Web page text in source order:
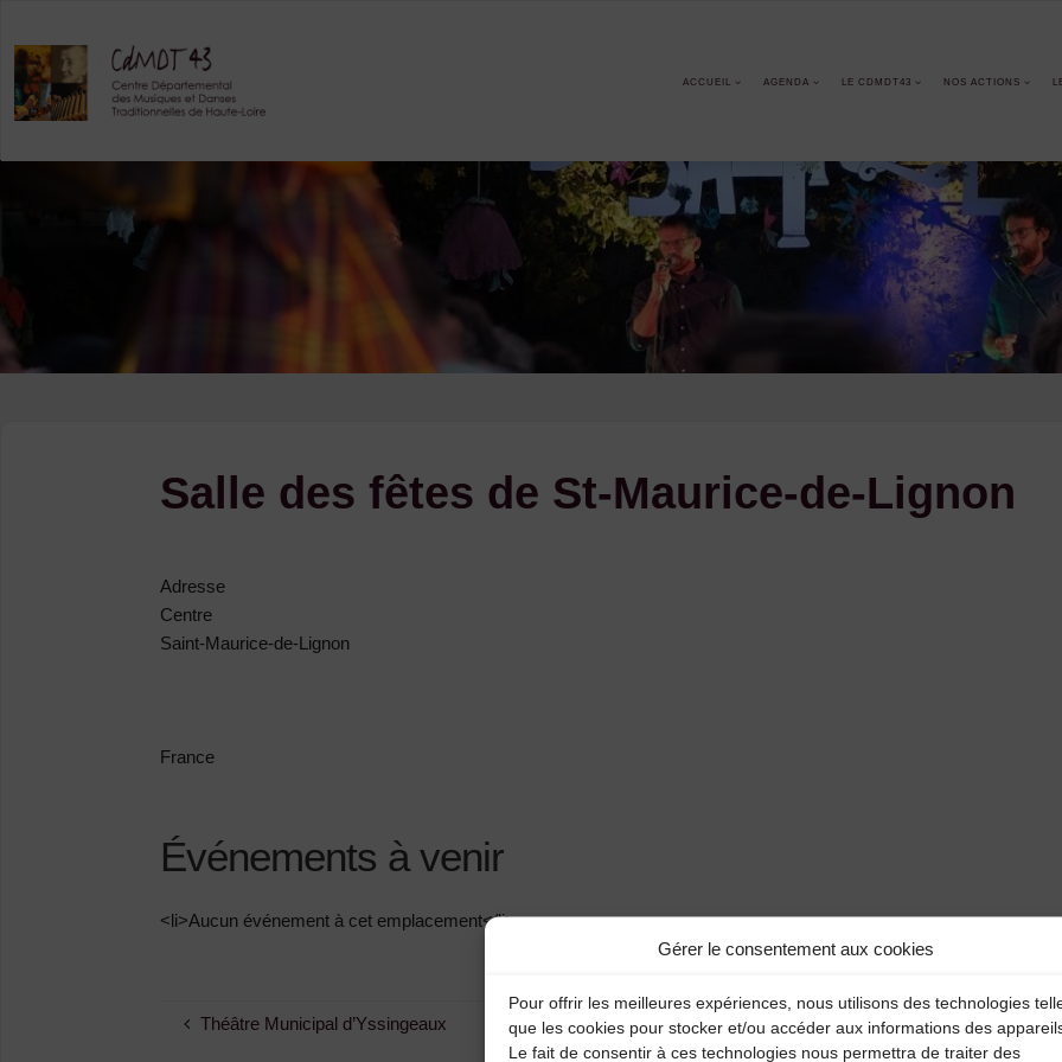
Gérer le consentement aux cookies
Pour offrir les meilleures expériences, nous utilisons des technologies
que les cookies pour stocker et/ou accéder aux informations des
Le fait de consentir à ces technologies nous permettra de traiter des
content
ACCUEIL AGENDA LE CDMDT43 NOS ACTIONS
Salle des fêtes de St-Maurice-de-Lignon
Adresse
Centre
Saint-Maurice-de-Lignon
France
Événements à venir
<li>Aucun événement à cet emplacement</li>
Théâtre Municipal d’Yssingeaux